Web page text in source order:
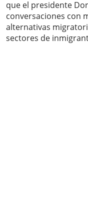
que el presidente
conversaciones con
alternativas
sectores de